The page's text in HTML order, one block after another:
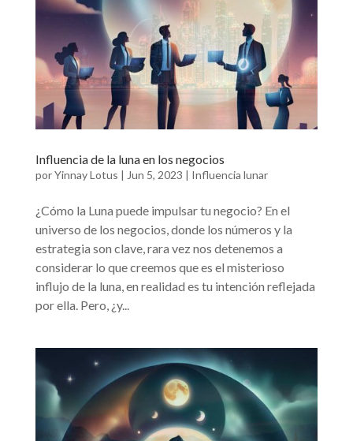
Influencia de la luna en los negocios
porYinnay Lotus | Jun 5, 2023 | Influencia lunar
¿Cómo la Luna puede impulsar tu negocio? En el
universo de los negocios, donde los números y la
estrategia son clave, rara vez nos detenemos a
considerar lo que creemos que es el misterioso
influjo de la luna, en realidad es tu intención reflejada
por ella. Pero, ¿y...